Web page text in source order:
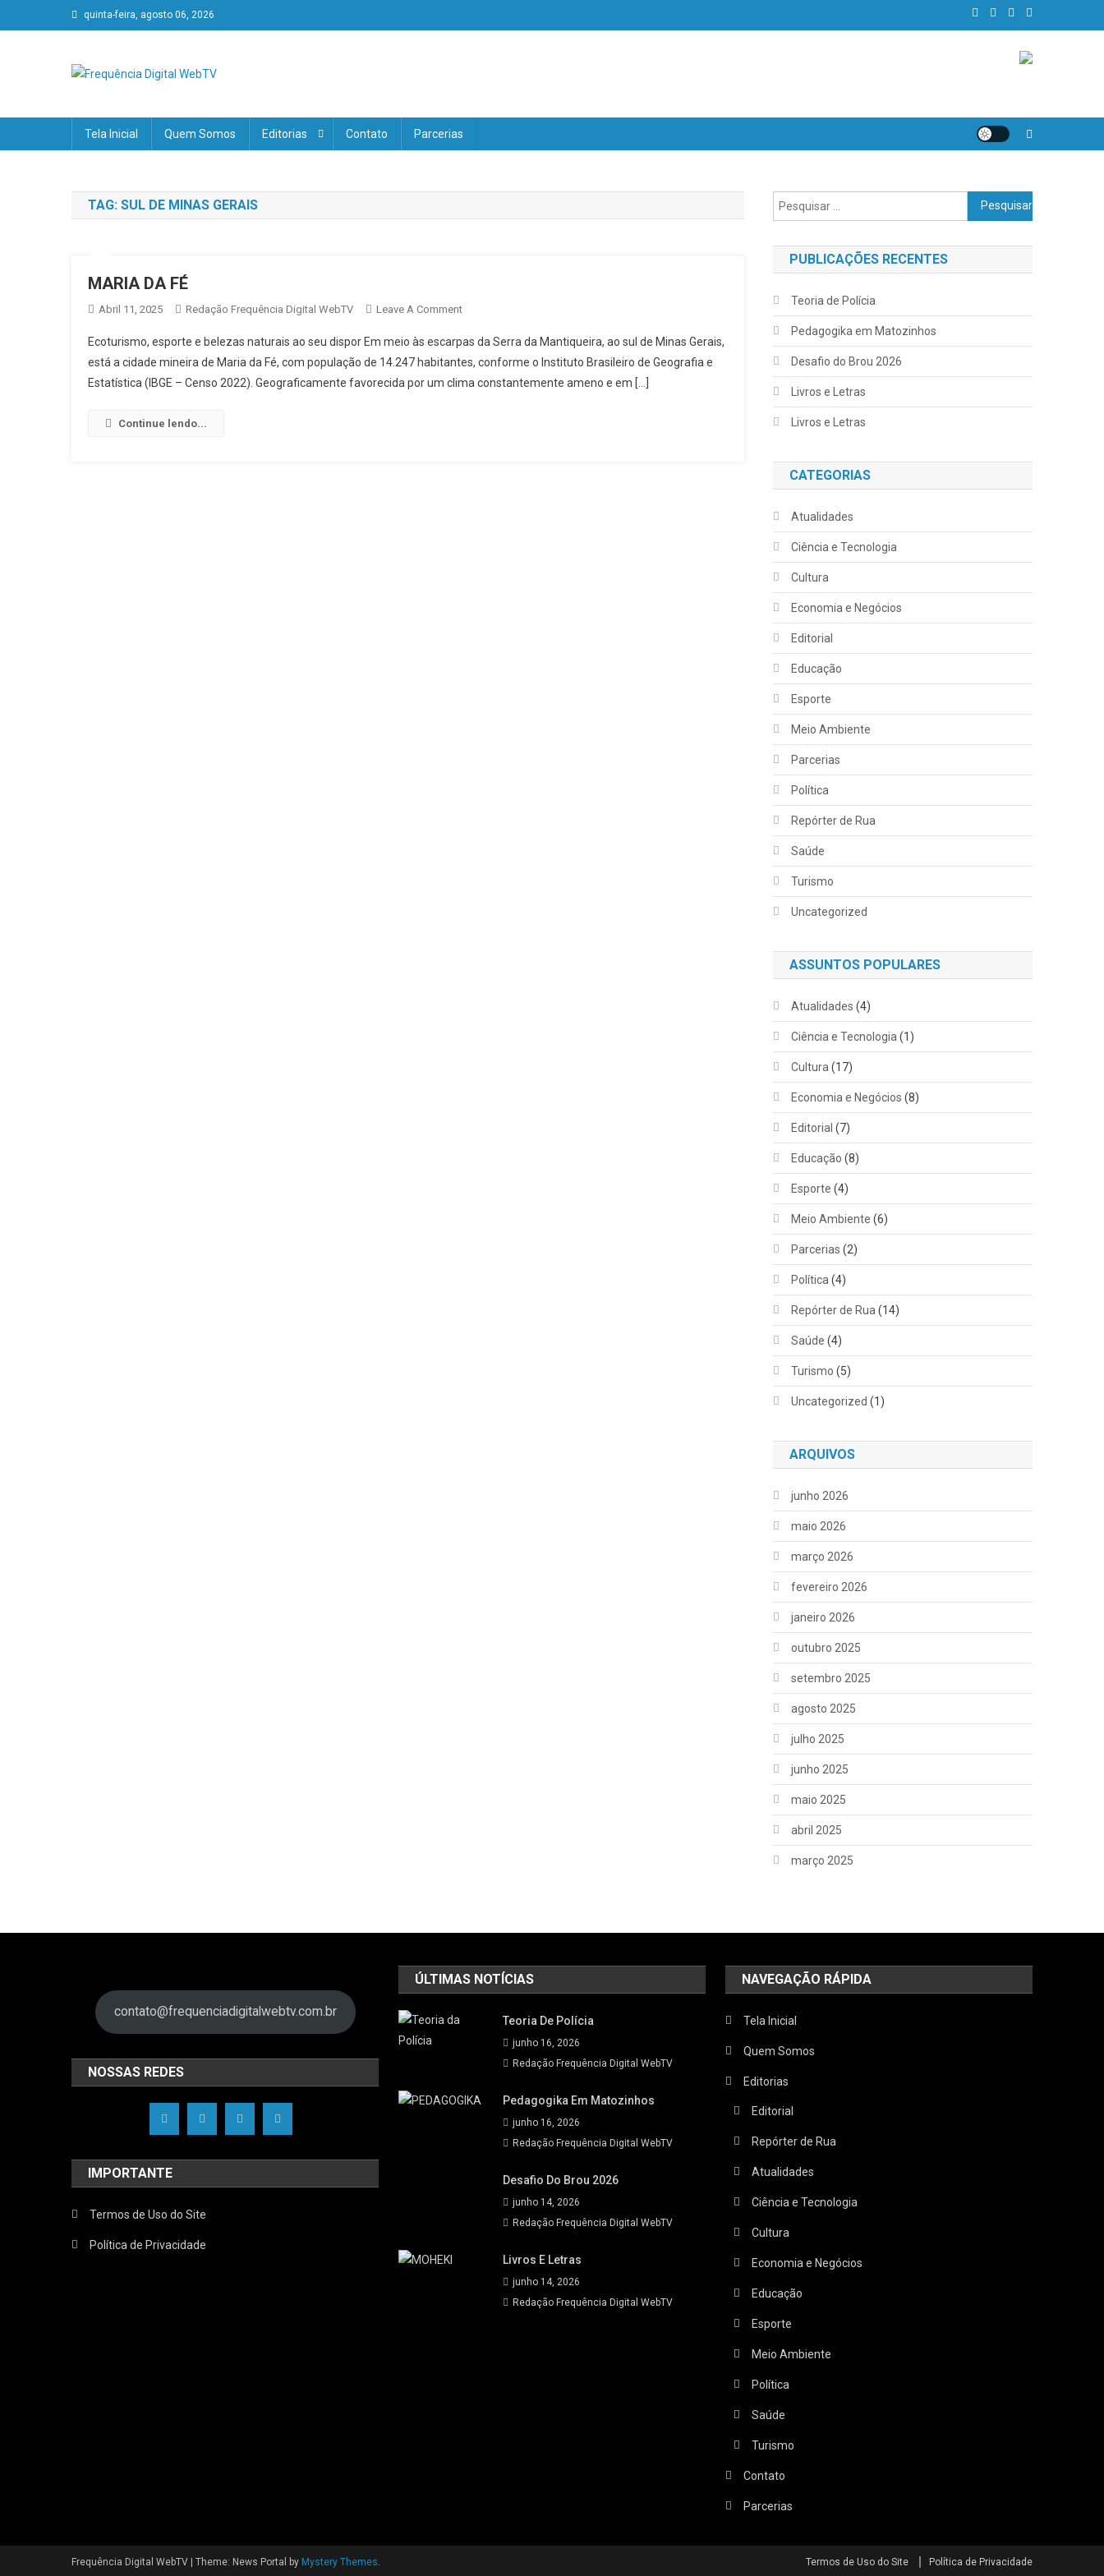
to
quinta-feira, agosto 06, 2026
Tela Inicial Quem Somos Editorias Contato Parcerias
TAG: SUL DE MINAS GERAIS
MARIA DA FÉ
Abril 11, 2025 Redação Frequência Digital WebTV Leave A CommentOn
DA
FÉ
Ecoturismo, esporte e belezas naturais ao seu dispor Em meio às escarpas da Serra da Mantiqueira, ao sul de Minas Gerais,
está a cidade mineira de Maria da Fé, com população de 14.247 habitantes, conforme o Instituto Brasileiro de Geografia e
Estatística (IBGE – Censo 2022). Geograficamente favorecida por um clima constantemente ameno e em […]
Continue lendo...
Pesquisar
por:
PUBLICAÇÕES RECENTES
Teoria de Polícia
Pedagogika em Matozinhos
Desafio do Brou 2026
Livros e Letras
Livros e Letras
CATEGORIAS
Atualidades
Ciência e Tecnologia
Cultura
Economia e Negócios
Editorial
Educação
Esporte
Meio Ambiente
Parcerias
Política
Repórter de Rua
Saúde
Turismo
Uncategorized
ASSUNTOS POPULARES
Atualidades (4)
Ciência e Tecnologia (1)
Cultura (17)
Economia e Negócios (8)
Editorial (7)
Educação (8)
Esporte (4)
Meio Ambiente (6)
Parcerias (2)
Política (4)
Repórter de Rua (14)
Saúde (4)
Turismo (5)
Uncategorized (1)
ARQUIVOS
junho 2026
maio 2026
março 2026
fevereiro 2026
janeiro 2026
outubro 2025
setembro 2025
agosto 2025
julho 2025
junho 2025
maio 2025
abril 2025
março 2025
contato@frequenciadigitalwebtv.com.br
NOSSAS REDES
IMPORTANTE
Termos de Uso do Site
Política de Privacidade
ÚLTIMAS NOTÍCIAS
Teoria De Polícia
junho 16, 2026
Redação Frequência Digital WebTV
Pedagogika Em Matozinhos
junho 16, 2026
Redação Frequência Digital WebTV
Desafio Do Brou 2026
junho 14, 2026
Redação Frequência Digital WebTV
Livros E Letras
junho 14, 2026
Redação Frequência Digital WebTV
NAVEGAÇÃO RÁPIDA
Tela Inicial
Quem Somos
Editorias
Editorial
Repórter de Rua
Atualidades
Ciência e Tecnologia
Cultura
Economia e Negócios
Educação
Esporte
Meio Ambiente
Política
Saúde
Turismo
Contato
Parcerias
Frequência Digital WebTV | Theme: News Portal by Mystery Themes Termos de Uso do Site Política de Privacidade